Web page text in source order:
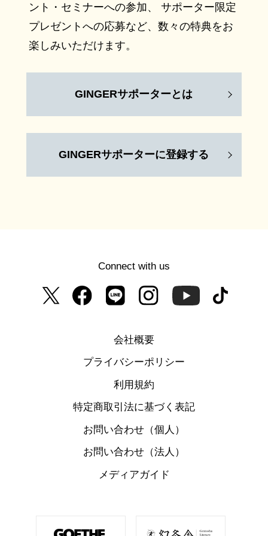
ント・セミナーへの参加、 サポーター限定
プレゼントへの応募など、数々の特典をお
楽しみいただけます。
GINGERサポーターとは
GINGERサポーターに登録する
Connect with us
会社概要
プライバシーポリシー
利用規約
特定商取引法に基づく表記
お問い合わせ（個人）
お問い合わせ（法人）
メディアガイド